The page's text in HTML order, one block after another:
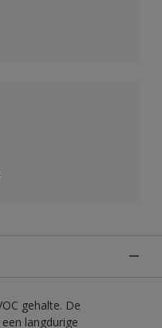
gehalte. De
langdurige